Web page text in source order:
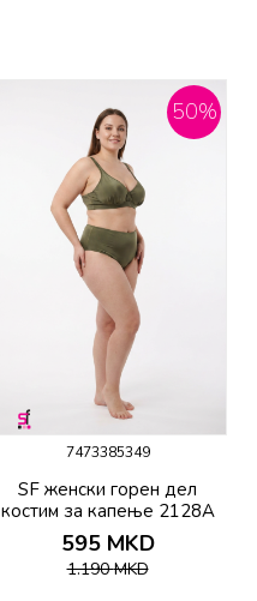
50%
7473385349
SF женски горeн дел
костим за капење 2128A
595 MKD
1.190MKD